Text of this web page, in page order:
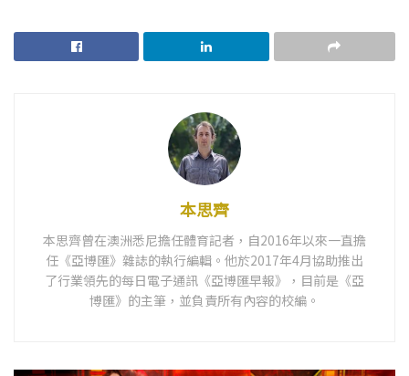
本思齊
本思齊曾在澳洲悉尼擔任體育記者，自2016年以來一直擔
任《亞博匯》雜誌的執行編輯。他於2017年4月協助推出
了行業領先的每日電子通訊《亞博匯早報》，目前是《亞
博匯》的主筆，並負責所有內容的校編。